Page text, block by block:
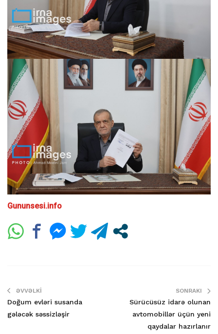
Gununsesi.info
ƏVVƏLKI
Doğum evləri susanda
gələcək səssizləşir
SONRAKI
Sürücüsüz idarə olunan
avtomobillər üçün yeni
qaydalar hazırlanır